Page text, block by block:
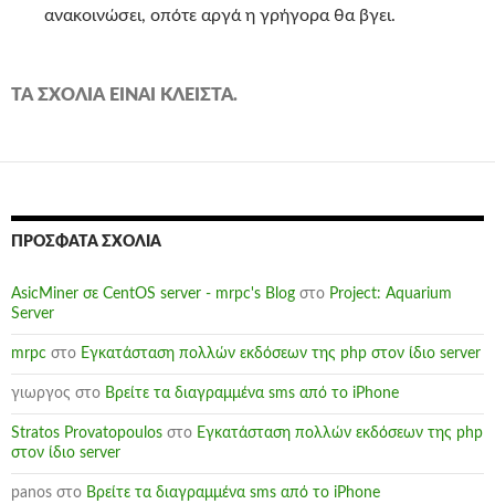
ανακοινώσει, οπότε αργά η γρήγορα θα βγει.
ΤΑ ΣΧΌΛΙΑ ΕΊΝΑΙ ΚΛΕΙΣΤΆ.
ΠΡΌΣΦΑΤΑ ΣΧΌΛΙΑ
AsicMiner σε CentOS server - mrpc's Blog στο Project: Aquarium
Server
mrpc στο Εγκατάσταση πολλών εκδόσεων της php στον ίδιο server
γιωργος στο Βρείτε τα διαγραμμένα sms από το iPhone
Stratos Provatopoulos στο Εγκατάσταση πολλών εκδόσεων της php
στον ίδιο server
panos στο Βρείτε τα διαγραμμένα sms από το iPhone